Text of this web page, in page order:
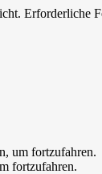
Erforderliche
um fortzufahren.
fortzufahren.